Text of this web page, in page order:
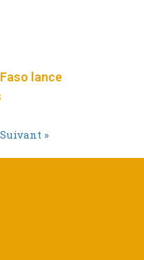
lance
Suivant »